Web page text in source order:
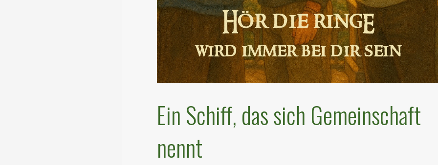
Ein Schiff, das sich Gemeinschaft
nennt